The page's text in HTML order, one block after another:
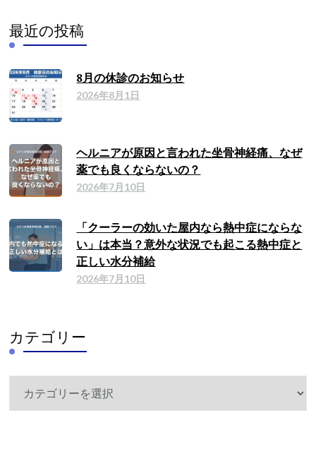
最近の投稿
8月の休診のお知らせ
2026年8月1日
ヘルニアが原因と言われた坐骨神経痛、なぜ
薬でも良くならないの？
2026年7月10日
「クーラーの効いた屋内なら熱中症にならな
い」は本当？意外な状況でも起こる熱中症と
正しい水分補給
2026年7月10日
カテゴリー